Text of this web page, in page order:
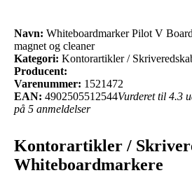
Navn: Whiteboardmarker Pilot V
magnet og cleaner
Kategori: Kontorartikler /
Producent:
Varenummer: 1521472
EAN: 4902505512544Vurderet til 4.3
på 5 anmeldelser
Kontorartikler /
Whiteboardmarkere